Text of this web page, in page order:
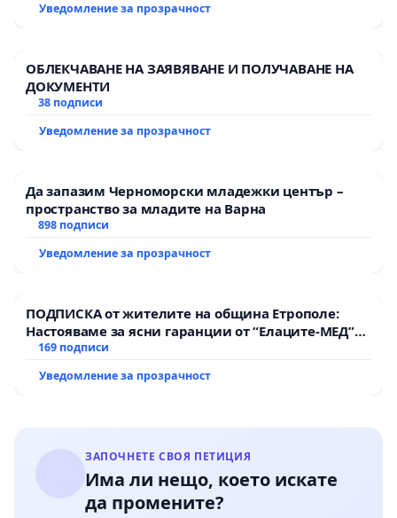
Мирово - к.к. Момин проход
Уведомление за прозрачност
ОБЛЕКЧАВАНЕ НА ЗАЯВЯВАНЕ И ПОЛУЧАВАНЕ НА
ДОКУМЕНТИ
38 подписи
Уведомление за прозрачност
Да запазим Черноморски младежки център –
пространство за младите на Варна
898 подписи
Уведомление за прозрачност
ПОДПИСКА от жителите на община Етрополе:
Настояваме за ясни гаранции от “Елаците-МЕД”
АД и от държавата, че ще се изпълнят всички
169 подписи
Уведомление за прозрачност
ЗАПОЧНЕТЕ СВОЯ ПЕТИЦИЯ
Има ли нещо, което искате
да промените?